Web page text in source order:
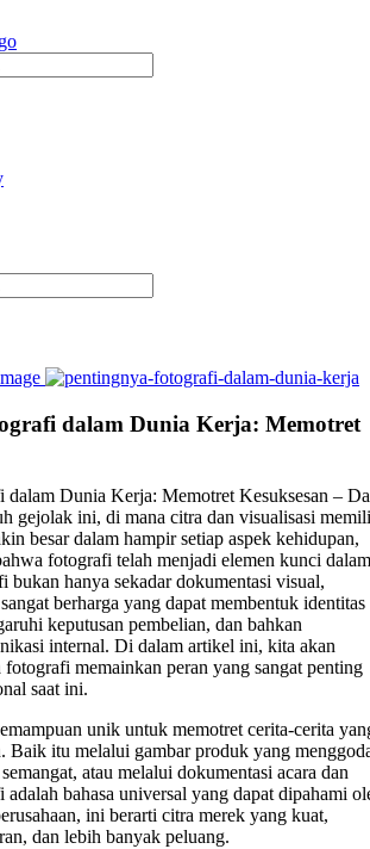
dalam Dunia Kerja: Memotret
dalam Dunia Kerja: Memotret Kesuksesan –
gejolak ini, di mana citra dan visualisasi
besar dalam hampir setiap aspek kehidupan,
fotografi telah menjadi elemen kunci dalam
bukan hanya sekadar dokumentasi visual,
berharga yang dapat membentuk identitas
keputusan pembelian, dan bahkan
internal. Di dalam artikel ini, kita akan
fotografi memainkan peran yang sangat penting
saat ini.
unik untuk memotret cerita-cerita
Baik itu melalui gambar produk yang
atau melalui dokumentasi acara dan
adalah bahasa universal yang dapat dipahami
ini berarti citra merek yang kuat,
dan lebih banyak peluang.